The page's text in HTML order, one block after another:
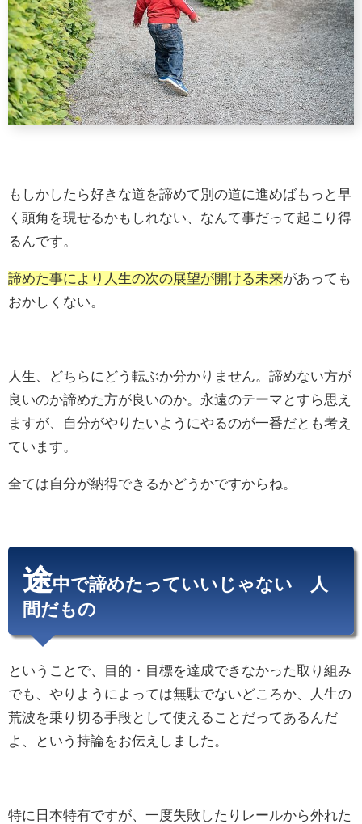
もしかしたら好きな道を諦めて別の道に進めばもっと早
く頭角を現せるかもしれない、なんて事だって起こり得
るんです。
諦めた事により人生の次の展望が開ける未来があっても
おかしくない。
人生、どちらにどう転ぶか分かりません。諦めない方が
良いのか諦めた方が良いのか。永遠のテーマとすら思え
ますが、自分がやりたいようにやるのが一番だとも考え
ています。
全ては自分が納得できるかどうかですからね。
途中で諦めたっていいじゃない 人
間だもの
ということで、目的・目標を達成できなかった取り組み
でも、やりようによっては無駄でないどころか、人生の
荒波を乗り切る手段として使えることだってあるんだ
よ、という持論をお伝えしました。
特に日本特有ですが、一度失敗したりレールから外れた